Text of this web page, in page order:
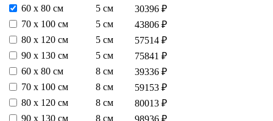
60 х 80 см
5 см
30396 ₽
70 х 100 см
5 см
43806 ₽
80 х 120 см
5 см
57514 ₽
90 х 130 см
5 см
75841 ₽
60 х 80 см
8 см
39336 ₽
70 х 100 см
8 см
59153 ₽
80 х 120 см
8 см
80013 ₽
90 х 130 см
8 см